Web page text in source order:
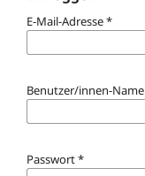
E-Mail-Adresse*
Benutzer/innen-Name
Passwort*